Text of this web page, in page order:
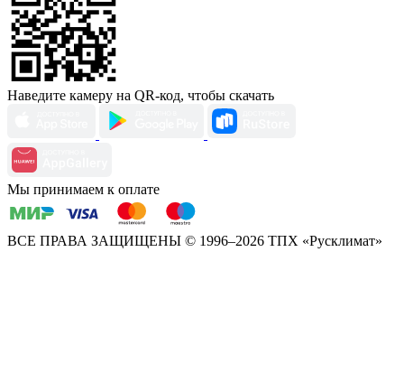
Наведите камеру на QR-код, чтобы скачать
Мы принимаем к оплате
ВСЕ ПРАВА ЗАЩИЩЕНЫ © 1996–2026 ТПХ «Русклимат»